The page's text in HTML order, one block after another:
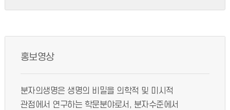
홍보영상
분자의생명은 생명의 비밀을 의학적 및 미시적
관점에서 연구하는 학문분야로서, 분자수준에서